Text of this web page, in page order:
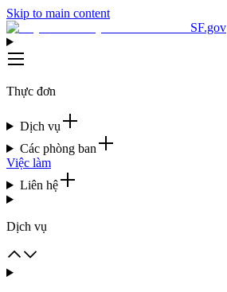
Skip to main content
SF.gov
Thực đơn
Dịch vụ
Các phòng ban
Việc làm
Liên hệ
Dịch vụ